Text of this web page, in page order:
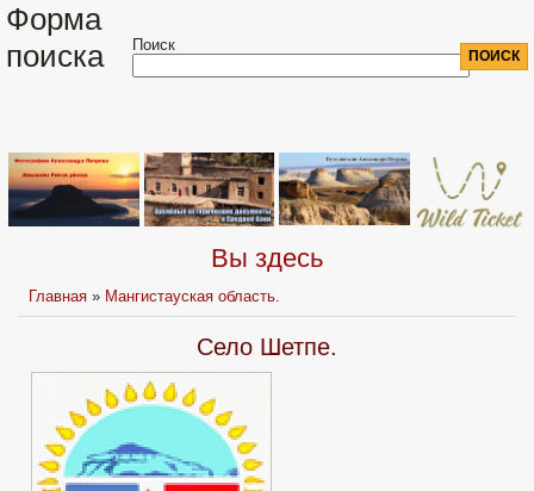
Форма
поиска
Поиск
Вы здесь
Главная » Мангистауская область.
Село Шетпе.